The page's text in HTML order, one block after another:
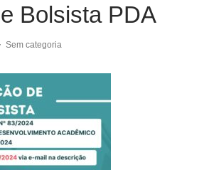
Bolsista PDA
Sem categoria